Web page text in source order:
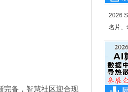
完备，智慧社区迎合现
2026
名片、